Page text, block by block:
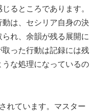
るところであります。
は、セシリア自身の決
れ、余韻が残る展開に
った行動は記録には残
な処理になっているの
れています。マスター